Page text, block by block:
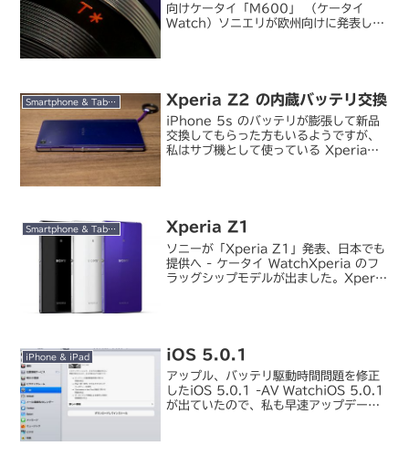
向けケータイ「M600」 （ケータイ
Watch）ソニエリが欧州向けに発表した
Smartphone & Tablet Xperia Z2 の内蔵バッテリ交換
iPhone 5s のバッテリが膨張して新品
交換してもらった方もいるようですが、
私はサブ機として使っている Xperia
Smartphone & Tablet Xperia Z1
ソニーが「Xperia Z1」発表、日本でも
提供へ - ケータイ WatchXperia のフ
ラッグシップモデルが出ました。Xperia
iPhone & iPad iOS 5.0.1
アップル、バッテリ駆動時間問題を修正
したiOS 5.0.1 -AV WatchiOS 5.0.1
が出ていたので、私も早速アップデート